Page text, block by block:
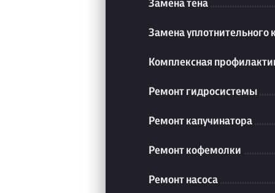
Замена тена
Замена уплотнительного
Комплексная
Ремонт гидросистемы
Ремонт капучинатора
Ремонт кофемолки
Ремонт насоса